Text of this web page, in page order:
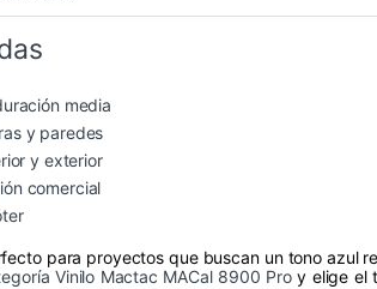
media
y paredes
y exterior
comercial
para proyectos que buscan un tono azul
Vinilo Mactac MACal 8900 Proy elige el